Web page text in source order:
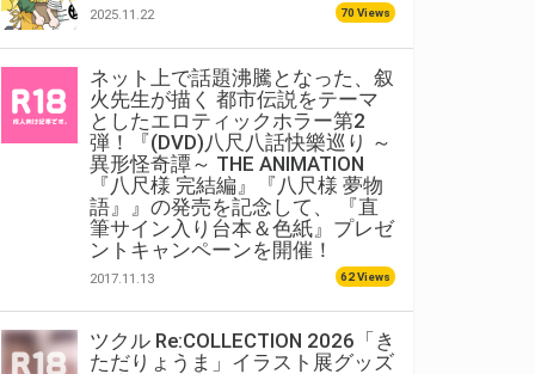
2025.11.22 70 Views
ネット上で話題沸騰となった、叙
火先生が描く 都市伝説をテーマ
としたエロティックホラー第2
弾！『(DVD)八尺八話快樂巡り ～
異形怪奇譚～ THE ANIMATION
『八尺様 完結編』『八尺様 夢物
語』』の発売を記念して、 『直
筆サイン入り台本＆色紙』プレゼ
ントキャンペーンを開催！
2017.11.13 62 Views
ツクル Re:COLLECTION 2026「き
ただりょうま」イラスト展グッズ